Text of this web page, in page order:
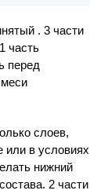
. 3 части
часть
перед
слоев,
или в условиях
нижний
2 части